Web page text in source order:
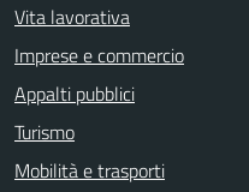
Vita lavorativa
Imprese e commercio
Appalti pubblici
Turismo
Mobilità e trasporti